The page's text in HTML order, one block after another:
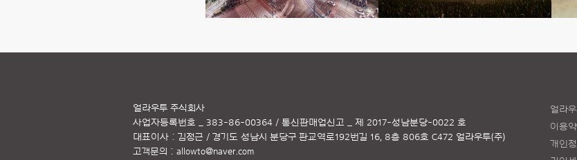
얼라
이용
개인
얼라우투 주식회사
사업자등록번호 _ 383-86-00364 / 통신판매업신고 _ 제 2017-성남분당-0022 호
대표이사 : 김정근 / 경기도 성남시 분당구 판교역로192번길 16, 8층 806호 C472 얼라우투(주)
고객문의 : allowto@naver.com